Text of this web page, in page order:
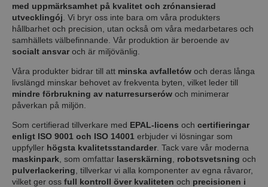
med uppmärksamhet på kvalitet och zrónansierad
utvecklingój . Vi bryr oss inte bara om våra produkters
hållbarhet och precision, utan också om våra medarbetares och
samhällets välbefinnande. Vår produktion är beroende av
socialt ansvaroch är miljövänlig.
Våra produkter bidrar till att minska avfalletów och deras långa
livslängd minskar behovet av frekventa byten, vilket leder till
mindre förbrukning av naturresurserów och minimerar
påverkan på miljön.
Som certifierad tillverkare med EPAL-licens och certifieringar
enligt ISO 9001 och ISO 14001 erbjuder vi lösningar som
uppfyller högsta kvalitetsstandarder. Tack vare vår moderna
maskinpark , som omfattar laserskärning robotsvetsning och
pulverlackering , tillverkar vi alla komponenter av egna råvaror,
vilket ger oss full kontroll över kvaliteten och precisionen i